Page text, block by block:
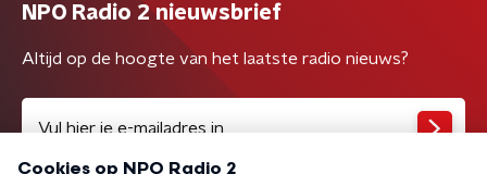
NPO Radio 2 nieuwsbrief
Altijd op de hoogte van het laatste radio nieuws?